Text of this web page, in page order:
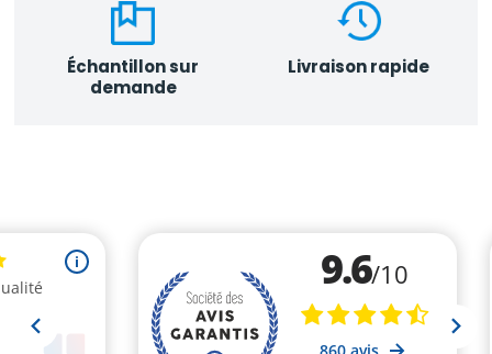
Échantillon sur
demande
Livraison rapide